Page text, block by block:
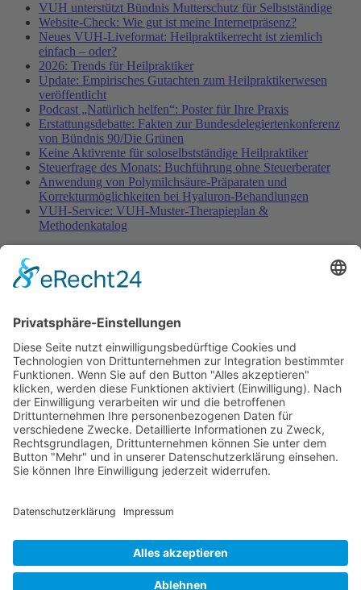
VUH unterstützt Bündnis Mutterschutz für Selbstständige
Website-Check: Wie gut ist meine Internetpräsenz?
Neues VUH-Liveformat: Heilpraktikerrecht ist ziemlich
einfach – oder?
2026: Trends für Heilpraktiker
Update: Empirisches Gutachten zum Heilpraktikerwesen
veröffentlicht
Podcast „Natürlich helfen“: Poster für Ihre Praxis
Erstattungsdebatte: Fakten zur Bundesdelegiertenkonferenz
von Bündnis 90/Die Grünen
Keine Aktivrente für soloselbstständige Heilpraktiker
Steuerfrage des Monats: Buchführung ohne Steuerberater
Anwendung von Polymilchsäure-Präparaten und
Korrekturmöglichkeiten bei Hyaluron-Behandlungen
VUH-Service: VUH-Muster-Therapieplan &
Methodenkatalog
Fachinformationen
Erstattungsfähige rezeptfreie Medikamente
Studie: Reduziert das Darmbakterium Bacteroides vulgatus
Heißhunger auf Süßes?
Verband Unabhängiger Heilpraktiker e.V.
Diese E-Mail-Adresse ist vor Spambots geschützt! Zur
Anzeige muss JavaScript eingeschaltet sein!
0261-1349 8000
38100 Braunschweig
Impressum